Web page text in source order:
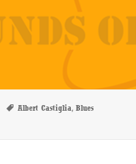
Schlagwörter
Albert Castiglia,Blues